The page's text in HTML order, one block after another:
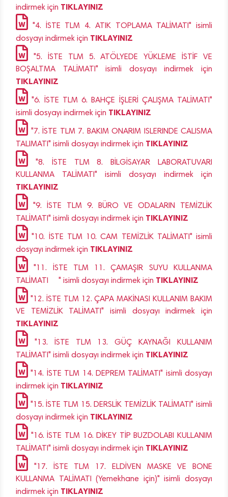
indirmek için TIKLAYINIZ
"4. İSTE TLM 4. ATIK TOPLAMA TALİMATI" isimli
dosyayı indirmek için TIKLAYINIZ
"5. İSTE TLM 5. ATÖLYEDE YÜKLEME İSTİF VE
BOŞALTMA TALİMATI" isimli dosyayı indirmek için
TIKLAYINIZ
"6. İSTE TLM 6. BAHÇE İŞLERİ ÇALIŞMA TALİMATI"
isimli dosyayı indirmek için TIKLAYINIZ
"7. İSTE TLM 7. BAKIM ONARIM ISLERINDE CALISMA
TALIMATI" isimli dosyayı indirmek için TIKLAYINIZ
"8. İSTE TLM 8. BİLGİSAYAR LABORATUVARI
KULLANMA TALİMATI" isimli dosyayı indirmek için
TIKLAYINIZ
"9. İSTE TLM 9. BÜRO VE ODALARIN TEMİZLİK
TALİMATI" isimli dosyayı indirmek için TIKLAYINIZ
"10. İSTE TLM 10. CAM TEMİZLİK TALİMATI" isimli
dosyayı indirmek için TIKLAYINIZ
"11. İSTE TLM 11. ÇAMAŞIR SUYU KULLANMA
TALİMATI " isimli dosyayı indirmek için TIKLAYINIZ
"12. İSTE TLM 12. ÇAPA MAKİNASI KULLANIM BAKIM
VE TEMİZLİK TALİMATI" isimli dosyayı indirmek için
TIKLAYINIZ
"13. İSTE TLM 13. GÜÇ KAYNAĞI KULLANIM
TALİMATI" isimli dosyayı indirmek için TIKLAYINIZ
"14. İSTE TLM 14. DEPREM TALİMATI" isimli dosyayı
indirmek için TIKLAYINIZ
"15. İSTE TLM 15. DERSLİK TEMİZLİK TALİMATI" isimli
dosyayı indirmek için TIKLAYINIZ
"16. İSTE TLM 16. DİKEY TİP BUZDOLABI KULLANIM
TALİMATI" isimli dosyayı indirmek için TIKLAYINIZ
"17. İSTE TLM 17. ELDİVEN MASKE VE BONE
KULLANMA TALİMATI (Yemekhane için)" isimli dosyayı
indirmek için TIKLAYINIZ